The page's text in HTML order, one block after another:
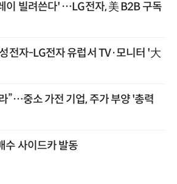
이 빌려쓴다' …LG전자, 美 B2B 구독
전자-LG전자 유럽서 TV·모니터 '大
”…중소 가전 기업, 주가 부양 '총력
수 사이드카 발동